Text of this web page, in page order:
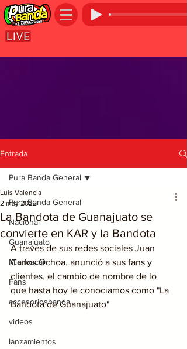
Entrada
Pura Banda General
Nacional
Guanajuato
Michoacán
Fans
accesoriosbanda
videos
lanzamientos
Pura Banda General
La Bandota de Guanajuato se
convierte en KAR y la Bandota
Luis Valencia
2 may 2022
A través de sus redes sociales Juan
Carlos Ochoa, anunció a sus fans y
clientes, el cambio de nombre de lo
que hasta hoy le conociamos como "La
Bandota de Guanajuato"